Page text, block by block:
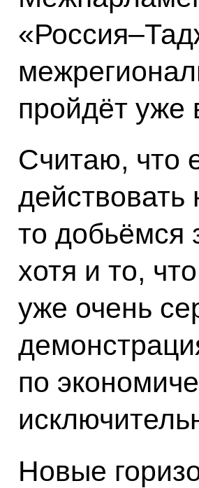
пройдёт уже
Считаю, что
то добьёмся
хотя и то,
уже очень
по
Новые